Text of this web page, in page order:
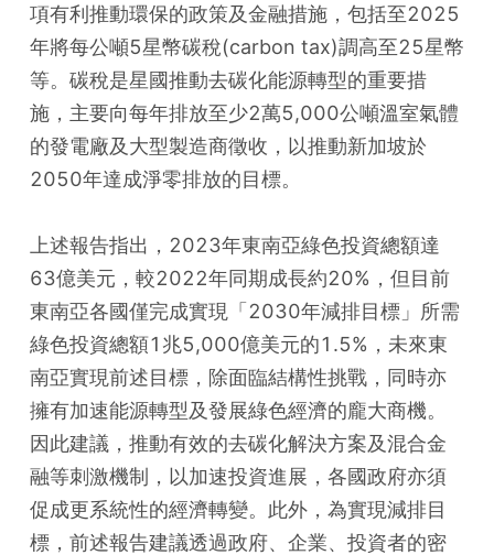
項有利推動環保的政策及金融措施，包括至2025
年將每公噸5星幣碳稅(carbon tax)調高至25星幣
等。碳稅是星國推動去碳化能源轉型的重要措
施，主要向每年排放至少2萬5,000公噸溫室氣體
的發電廠及大型製造商徵收，以推動新加坡於
2050年達成淨零排放的目標。
上述報告指出，2023年東南亞綠色投資總額達
63億美元，較2022年同期成長約20%，但目前
東南亞各國僅完成實現「2030年減排目標」所需
綠色投資總額1兆5,000億美元的1.5%，未來東
南亞實現前述目標，除面臨結構性挑戰，同時亦
擁有加速能源轉型及發展綠色經濟的龐大商機。
因此建議，推動有效的去碳化解決方案及混合金
融等刺激機制，以加速投資進展，各國政府亦須
促成更系統性的經濟轉變。此外，為實現減排目
標，前述報告建議透過政府、企業、投資者的密